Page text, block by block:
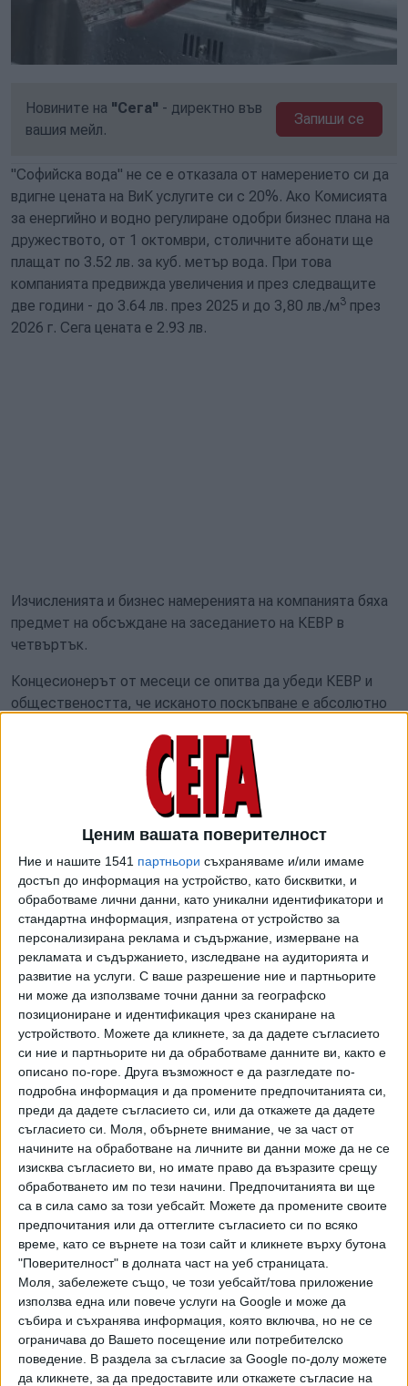
Ценим вашата поверителност
Ние и нашите 1541 партньори съхраняваме и/или имаме
достъп до информация на устройство, като бисквитки, и
обработваме лични данни, като уникални идентификатори и
стандартна информация, изпратена от устройство за
персонализирана реклама и съдържание, измерване на
рекламата и съдържанието, изследване на аудиторията и
развитие на услуги. С ваше разрешение ние и партньорите
ни може да използваме точни данни за географско
позициониране и идентификация чрез сканиране на
устройството. Можете да кликнете, за да дадете съгласието
си ние и партньорите ни да обработваме данните ви, както е
описано по-горе. Друга възможност е да разгледате по-
подробна информация и да промените предпочитанията си,
преди да дадете съгласието си, или да откажете да дадете
съгласието си.
Моля, обърнете внимание, че за част от
начините на обработване на личните ви данни може да не се
изисква съгласието ви, но имате право да възразите срещу
обработването им по тези начини. Предпочитанията ви ще
са в сила само за този уебсайт. Можете да промените своите
предпочитания или да оттеглите съгласието си по всяко
време, като се върнете на този сайт и кликнете върху бутона
"Поверителност" в долната част на уеб страницата.
Моля, забележете също, че този уебсайт/това приложение
използва една или повече услуги на Google и може да
събира и съхранява информация, която включва, но не се
ограничава до Вашето посещение или потребителско
поведение. В раздела за съгласие за Google по-долу можете
да кликнете, за да предоставите или откажете съгласие на
Новините на "Сега" - директно във
вашия мейл.
Запиши се
"Софийска вода" не се е отказала от намерението си да
вдигне цената на ВиК услугите си с 20%. Ако Комисията
за енергийно и водно регулиране одобри бизнес плана на
дружеството, от 1 октомври, столичните абонати ще
плащат по 3.52 лв. за куб. метър вода. При това
компанията предвижда увеличения и през следващите
две години - до 3.64 лв. през 2025 и до 3,80 лв./м3 през
2026 г. Сега цената е 2.93 лв.
Изчисленията и бизнес намеренията на компанията бяха
предмет на обсъждане на заседанието на КЕВР в
четвъртък.
Концесионерът от месеци се опитва да убеди КЕВР и
обществеността, че исканото поскъпване е абсолютно
аргументи, че иска да прави големи инвестиции в
мрежата и че всички цени вървят нагоре - на
материалите, работната ръка, тока и т.н. Освен това
дори повишената цена ще много под прага на социална
поносимост, който за София бил над 7 лв. за 1м
изтъкват от компанията.
Общинският съветник Войслав Тодоров призова КЕВР
да не приема бизнес плана на „Софийска вода“. Той
подчерта, че параметрите за рентабилност са
прекалено високи за доставчик на обществена услуга-
пределната норма на възвръщаемост на привлечения
капитал е 3,88 %, а заедно с нормата на възвръщаемост
на собствения капитал общата рентабилност отива
на 14,44 %. "Софийска вода" разпределя много високи
дивиденти, посочи още Тодоров по време на
обсъждането на бизнес плана.
Мая Манолова от „Изправи се БГ“ също изтъкна, че при
228 млн.. лв. печалба за следващите три години 175 млн.
лв. дивиденти „ще заминат за Франция“ ("Веолия", която
е акционер в "Софийска вода", е френска компания).
Манолова дори упрекна регулатора, че е допуснал
концесионерът да спечели съдебото дело за размера на
дивидента.
"Много се говори за нашата печалба, но общите
инвестиции за периода 2022 - 2026 г. са 260 млн. лева.
Дори след повишението цената в София ще е
четвъртата най-ниска в България, обясни Любомир